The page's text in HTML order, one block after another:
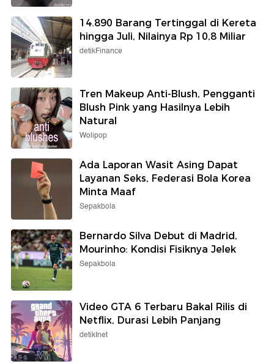
14.890 Barang Tertinggal di Kereta
hingga Juli, Nilainya Rp 10,8 Miliar
detikFinance
Tren Makeup Anti-Blush, Pengganti
Blush Pink yang Hasilnya Lebih
Natural
Wolipop
Ada Laporan Wasit Asing Dapat
Layanan Seks, Federasi Bola Korea
Minta Maaf
Sepakbola
Bernardo Silva Debut di Madrid,
Mourinho: Kondisi Fisiknya Jelek
Sepakbola
Video GTA 6 Terbaru Bakal Rilis di
Netflix, Durasi Lebih Panjang
detikInet